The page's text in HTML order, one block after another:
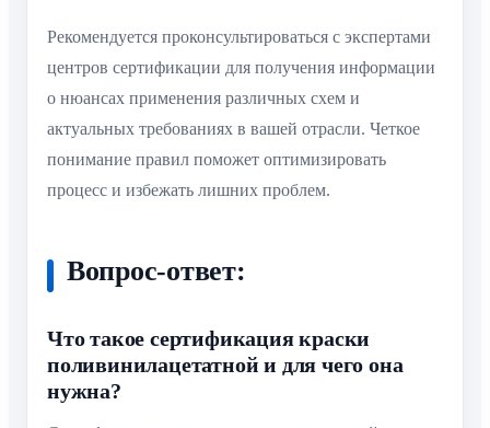
Рекомендуется проконсультироваться с экспертами
центров сертификации для получения информации
о нюансах применения различных схем и
актуальных требованиях в вашей отрасли. Четкое
понимание правил поможет оптимизировать
процесс и избежать лишних проблем.
Вопрос-ответ:
Что такое сертификация краски
поливинилацетатной и для чего она
нужна?